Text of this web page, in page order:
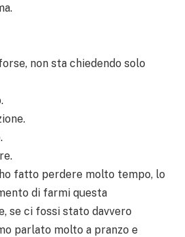
non sta chiedendo solo
fatto perdere molto tempo, lo
di farmi questa
se ci fossi stato davvero
parlato molto a pranzo e